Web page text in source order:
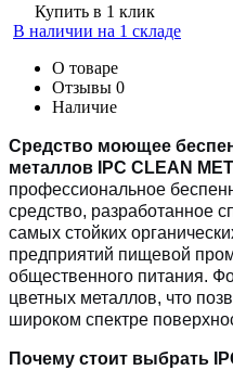
Купить в 1 клик
В наличии на 1 складе
О товаре
Отзывы 0
Наличие
Средство моющее
металлов IPC CLEAN
профессиональное
средство, разработанное
самых стойких
предприятий пищевой
общественного питания.
цветных металлов, что
широком спектре
Почему стоит выбрать